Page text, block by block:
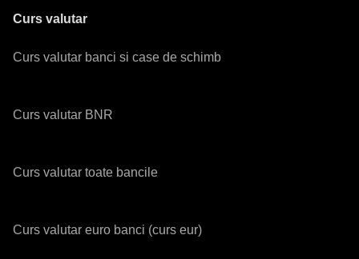
Curs valutar
Curs valutar banci si case de schimb
Curs valutar BNR
Curs valutar toate bancile
Curs valutar euro banci (curs eur)